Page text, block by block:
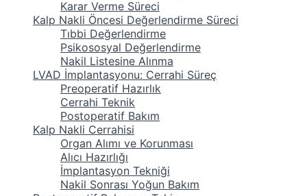
Karar Verme Süreci
Kalp Nakli Öncesi Değerlendirme Süreci
Tıbbi Değerlendirme
Psikososyal Değerlendirme
Nakil Listesine Alınma
LVAD İmplantasyonu: Cerrahi Süreç
Preoperatif Hazırlık
Cerrahi Teknik
Postoperatif Bakım
Kalp Nakli Cerrahisi
Organ Alımı ve Korunması
Alıcı Hazırlığı
İmplantasyon Tekniği
Nakil Sonrası Yoğun Bakım